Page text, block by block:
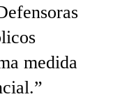
medida